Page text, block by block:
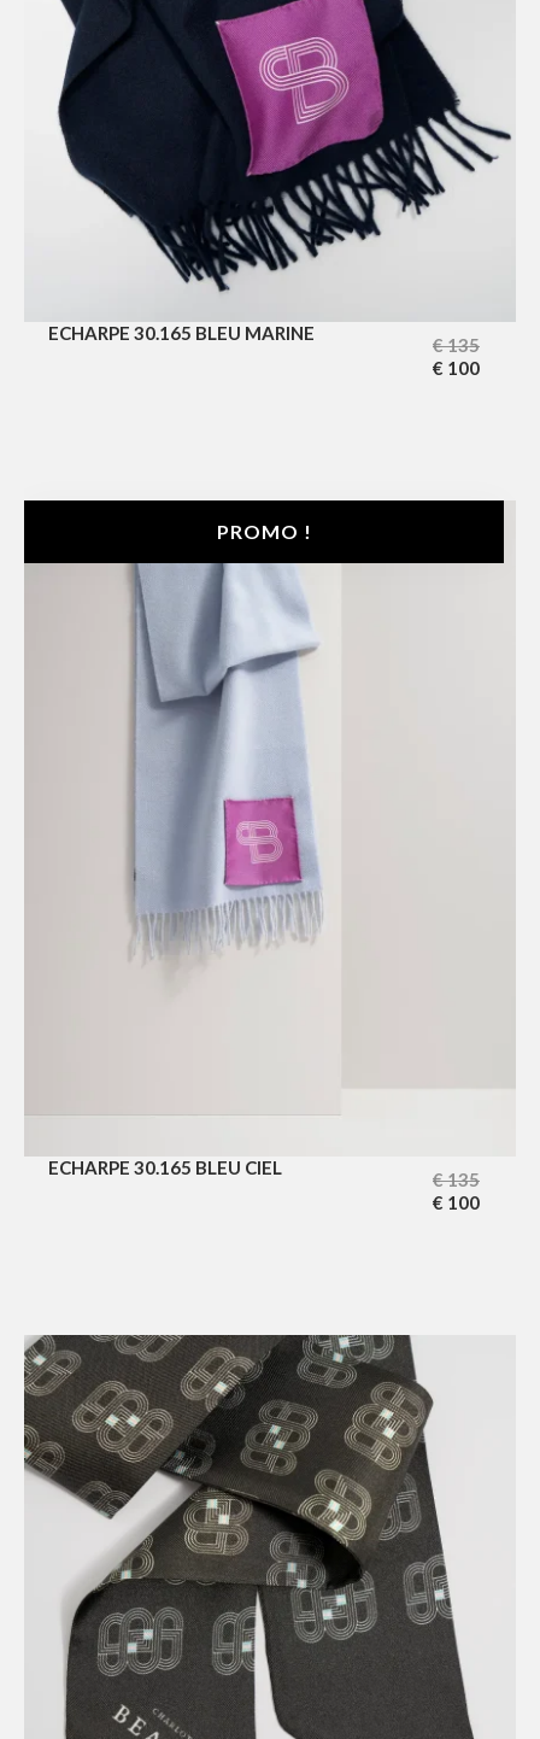
ECHARPE 30.165 BLEU MARINE
€135
€ 100
PROMO !
ECHARPE 30.165 BLEU CIEL
€135
€ 100